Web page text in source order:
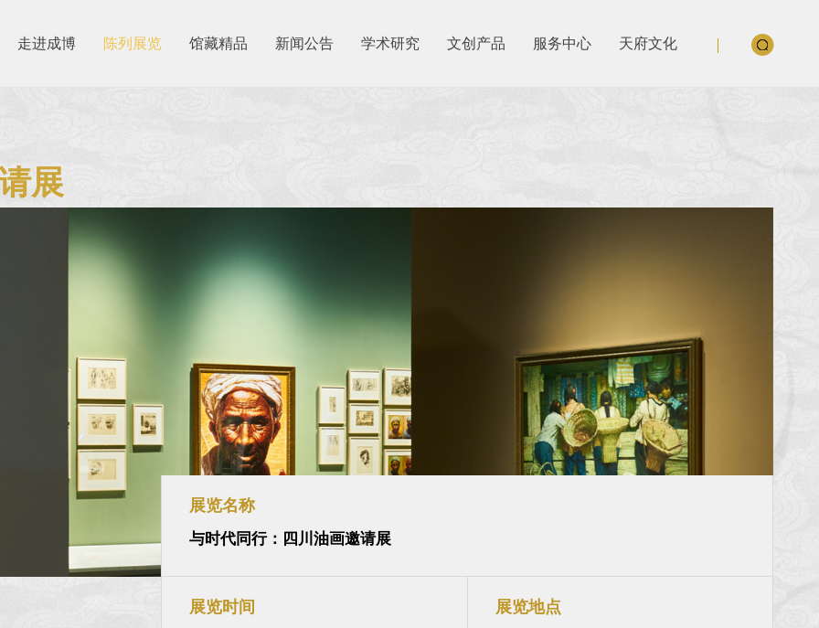
走进成博 陈列展览 馆藏精品 新闻公告 学术研究 文创产品 服务中心 天府文化
展
展览名称
与时代同行：四川油画邀请展
展览时间 展览地点